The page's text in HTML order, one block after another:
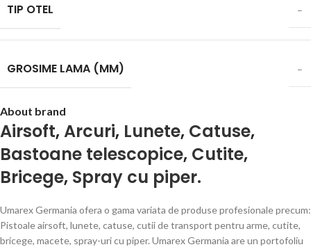
TIP OTEL –
GROSIME LAMA (MM) –
About brand
Airsoft,Arcuri, Lunete, Catuse,
Bastoane telescopice, Cutite,
Bricege, Spray cu piper.
Umarex Germania ofera o gama variata de produse profesionale precum:
Pistoale airsoft, lunete, catuse, cutii de transport pentru arme, cutite,
bricege, macete, spray-uri cu piper. Umarex Germania are un portofoliu